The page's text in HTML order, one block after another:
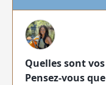
Quelles sont
Pensez-vous